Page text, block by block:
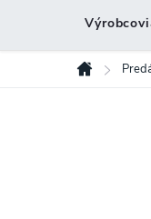
Domov